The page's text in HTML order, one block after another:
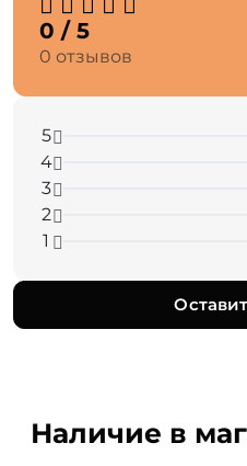
0 / 5
0 отзывов
5
4
3
2
1
Наличие в